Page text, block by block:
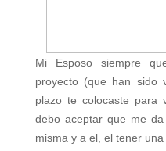
Mi Esposo siempre
proyecto (que han sido
plazo te colocaste para
debo aceptar que me
misma y a el, el tener una